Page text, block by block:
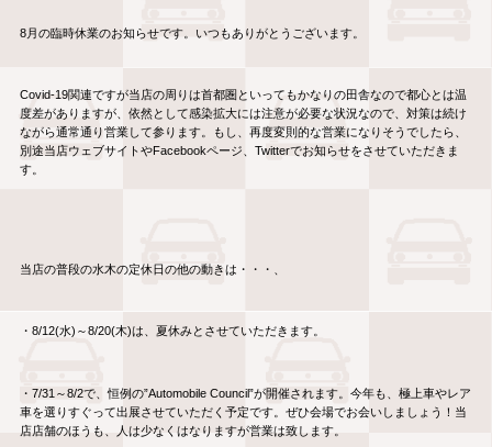
8月の臨時休業のお知らせです。いつもありがとうございます。
Covid-19関連ですが当店の周りは首都圏といってもかなりの田舎なので都心とは温
度差がありますが、依然として感染拡大には注意が必要な状況なので、対策は続け
ながら通常通り営業して参ります。もし、再度変則的な営業になりそうでしたら、
別途当店ウェブサイトやFacebookページ、Twitterでお知らせをさせていただきま
す。
当店の普段の水木の定休日の他の動きは・・・、
・8/12(水)～8/20(木)は、夏休みとさせていただきます。
・7/31～8/2で、恒例の”Automobile Council”が開催されます。今年も、極上車やレア
車を選りすぐって出展させていただく予定です。ぜひ会場でお会いしましょう！当
店店舗のほうも、人は少なくはなりますが営業は致します。